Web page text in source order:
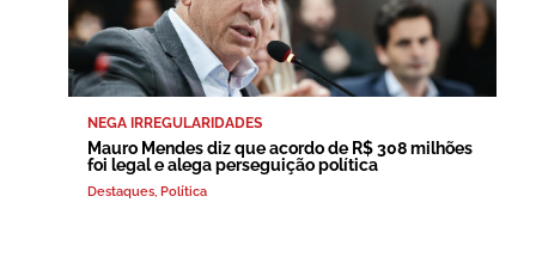
NEGA IRREGULARIDADES
Mauro Mendes diz que acordo de R$ 308 milhões
foi legal e alega perseguição política
Destaques, Política